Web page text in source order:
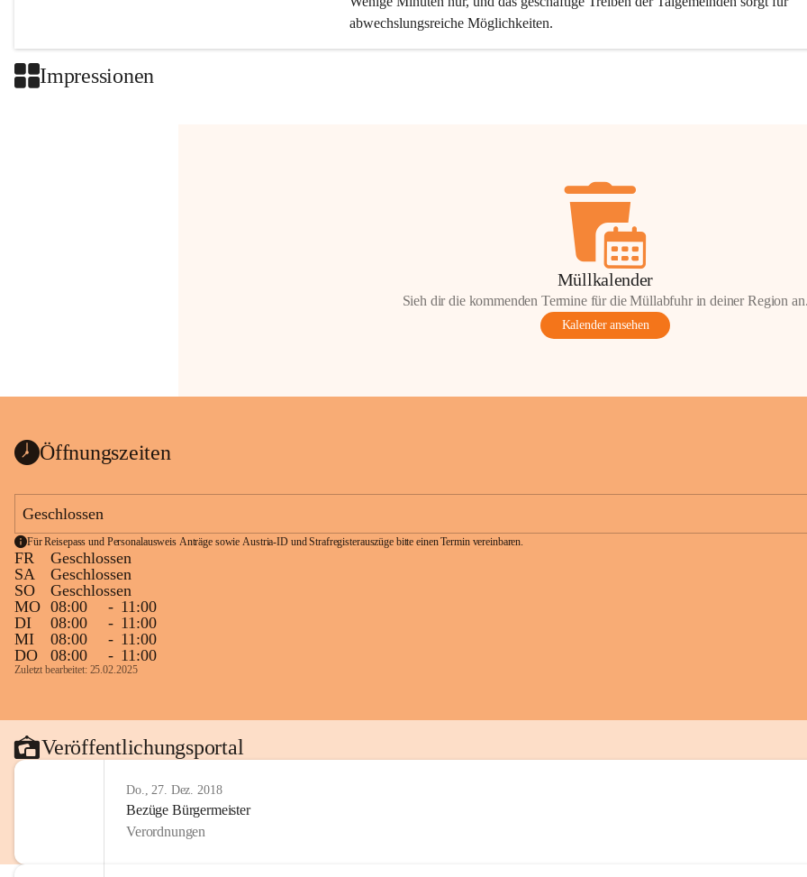
abwechslungsreiche Möglichkeiten.
Impressionen
Müllkalender
Sieh dir die kommenden Termine für die Müllabfuhr in deiner Region
Kalender ansehen
Öffnungszeiten
Geschlossen
Für Reisepass und Personalausweis Anträge sowie Austria-ID und Strafregisterauszüge bitte einen Termin vereinbaren.
FR
Geschlossen
SA
Geschlossen
SO
Geschlossen
MO 08:00 - 11:00
DI
08:00 - 11:00
MI
08:00 - 11:00
DO
08:00 - 11:00
Zuletzt bearbeitet: 25.02.2025
Veröffentlichungsportal
Do., 27. Dez. 2018
Bezüge Bürgermeister
Verordnungen